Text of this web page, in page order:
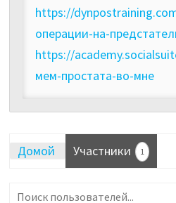
https://
операции-на-
https://
мем-простата-во-мне
Домой Участники 1
Поиск